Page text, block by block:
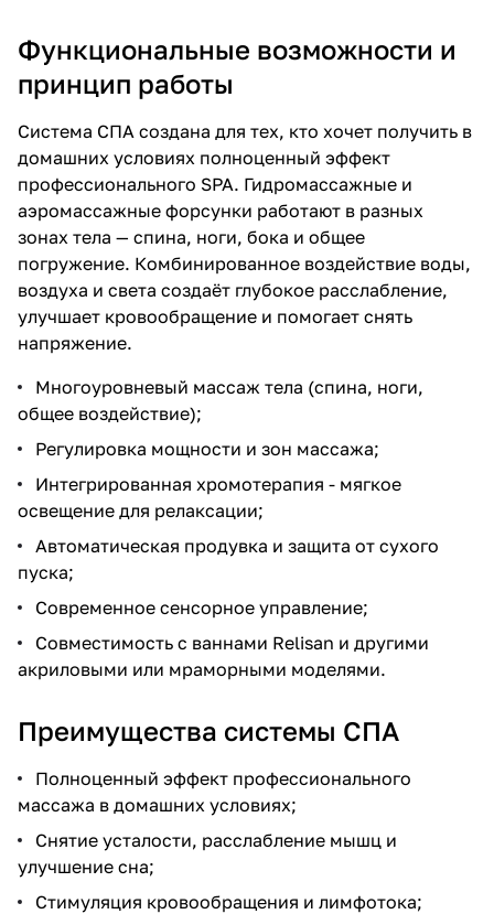
Функциональные возможности и
принцип работы
Система СПА создана для тех, кто хочет получить в
домашних условиях полноценный эффект
профессионального SPA. Гидромассажные и
аэромассажные форсунки работают в разных
зонах тела — спина, ноги, бока и общее
погружение. Комбинированное воздействие воды,
воздуха и света создаёт глубокое расслабление,
улучшает кровообращение и помогает снять
напряжение.
Многоуровневый массаж тела (спина, ноги,
общее воздействие);
Регулировка мощности и зон массажа;
Интегрированная хромотерапия - мягкое
освещение для релаксации;
Автоматическая продувка и защита от сухого
пуска;
Современное сенсорное управление;
Совместимость с ваннами Relisan и другими
акриловыми или мраморными моделями.
Преимущества системы СПА
Полноценный эффект профессионального
массажа в домашних условиях;
Снятие усталости, расслабление мышц и
улучшение сна;
Стимуляция кровообращения и лимфотока;